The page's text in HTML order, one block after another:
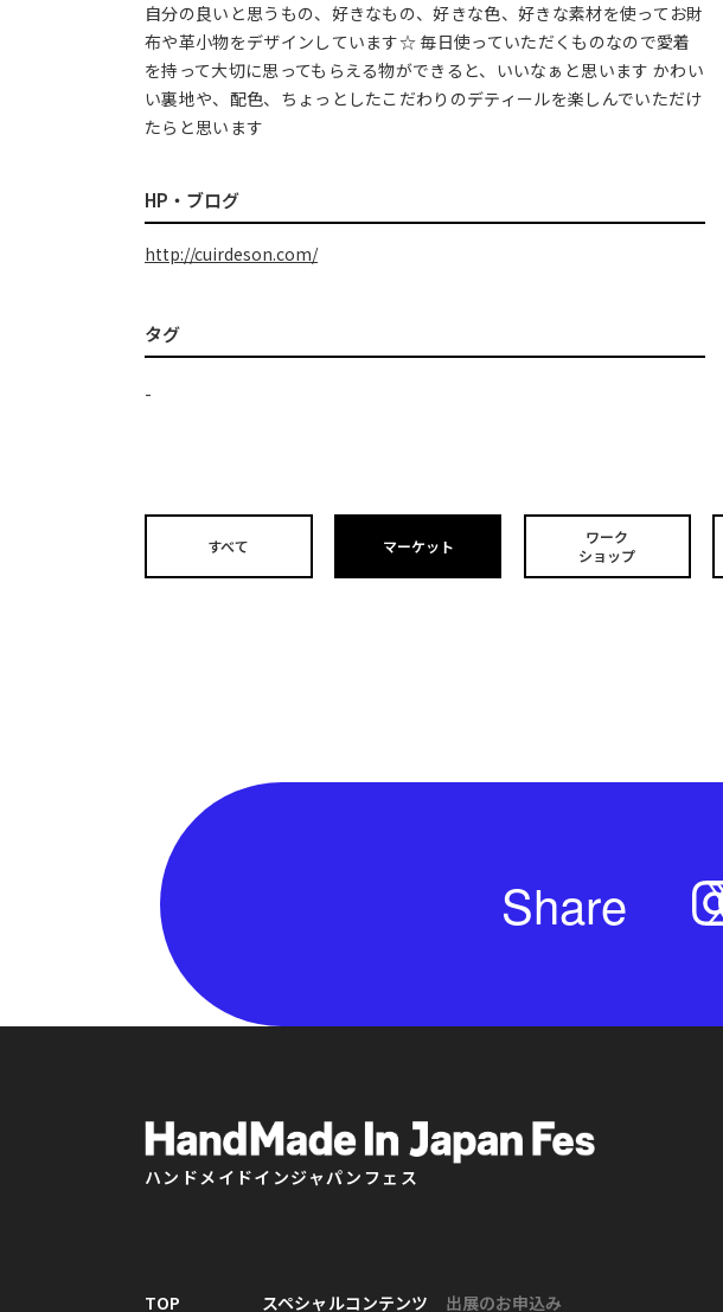
自分の良いと思うもの、好きなもの、好きな色、好きな素材を使ってお財
布や革小物をデザインしています☆ 毎日使っていただくものなので愛着
を持って大切に思ってもらえる物ができると、いいなぁと思います かわい
い裏地や、配色、ちょっとしたこだわりのデティールを楽しんでいただけ
たらと思います
HP・ブログ
http://cuirdeson.com/
タグ
-
すべて マーケット
ワーク
ショップ
Share
ハンドメイドインジャパンフェス
TOP スペシャルコンテンツ 出展のお申込み